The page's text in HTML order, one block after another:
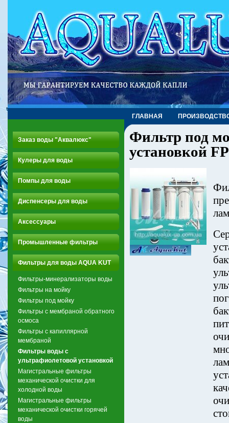
ГЛАВНАЯ
Заказ воды "Аквалюкс"
Кулеры для воды
Помпы для воды
Диспенсеры для воды
Аксессуары
Промышленные фильтры
Фильтры для воды AQUA KUT
Фильтры-минерализаторы воды
Фильтры на мойку
Фильтры под мойку
Фильтры с мембраной обратного
осмоса
Фильтры с капиллярной
мембраной
Фильтры воды с
ультрафиолетовой установкой
Магистральные фильтры
механической очистки для
холодной воды
Магистральные фильтры
механической очистки горячей
воды
Фильтр под
установкой